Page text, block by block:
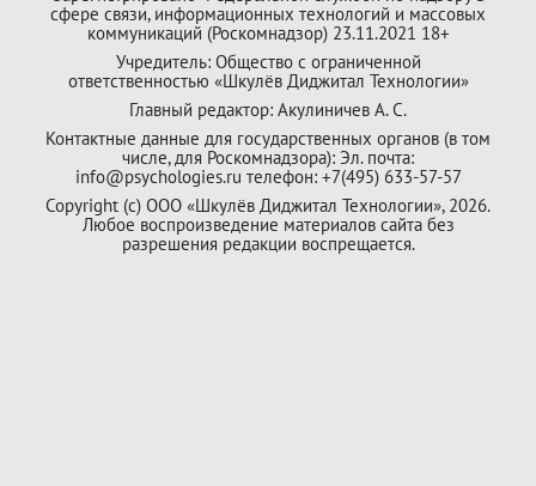
сфере связи, информационных технологий и массовых
коммуникаций (Роскомнадзор) 23.11.2021 18+
Учредитель: Общество с ограниченной
ответственностью «Шкулёв Диджитал Технологии»
Главный редактор: Акулиничев А. С.
Контактные данные для государственных органов (в том
числе, для Роскомнадзора): Эл. почта:
info@psychologies.ru телефон: +7(495) 633-57-57
Copyright (с) ООО «Шкулёв Диджитал Технологии», 2026.
Любое воспроизведение материалов сайта без
разрешения редакции воспрещается.